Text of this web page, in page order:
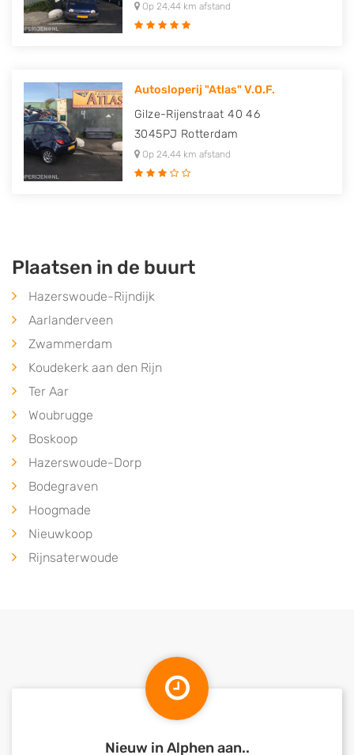
Op 24,44 km afstand
Autosloperij "Atlas" V.O.F.
Gilze-Rijenstraat 40 46
3045PJ Rotterdam
Op 24,44 km afstand
Plaatsen in de buurt
Hazerswoude-Rijndijk
Aarlanderveen
Zwammerdam
Koudekerk aan den Rijn
Ter Aar
Woubrugge
Boskoop
Hazerswoude-Dorp
Bodegraven
Hoogmade
Nieuwkoop
Rijnsaterwoude
Nieuw in Alphen aan..